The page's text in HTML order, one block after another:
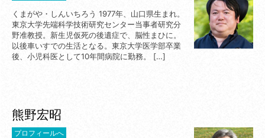
くまがや・しんいちろう 1977年、山口県生まれ。
東京大学先端科学技術研究センター当事者研究分
野准教授。新生児仮死の後遺症で、脳性まひに。
以後車いすでの生活となる。東京大学医学部卒業
後、小児科医として10年間病院に勤務。 […]
熊野宏昭
プロフィールへ